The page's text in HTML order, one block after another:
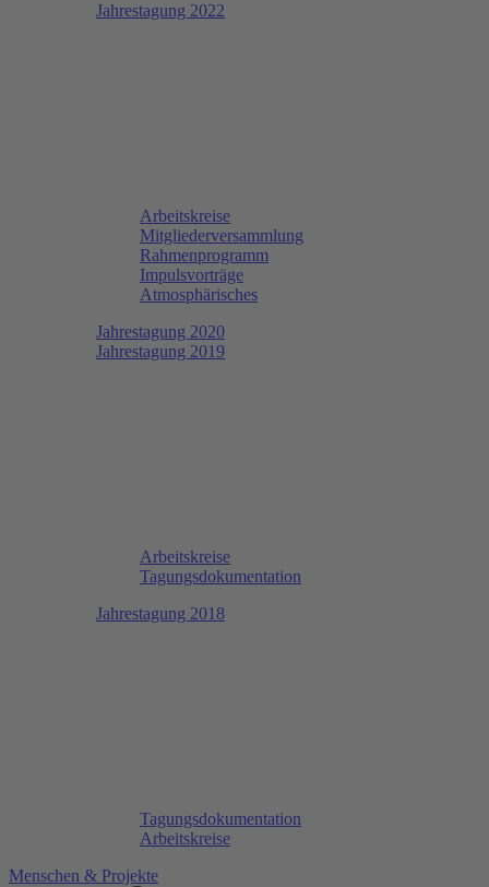
Jahrestagung 2022
Arbeitskreise
Mitgliederversammlung
Rahmenprogramm
Impulsvorträge
Atmosphärisches
Jahrestagung 2020
Jahrestagung 2019
Arbeitskreise
Tagungsdokumentation
Jahrestagung 2018
Tagungsdokumentation
Arbeitskreise
Menschen & Projekte